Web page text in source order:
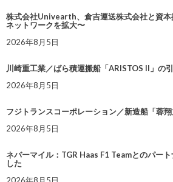
株式会社Univearth、倉吉運送株式会社と資
ネットワークを拡大〜
2026年8月5日
川崎重工業／ばら積運搬船「ARISTOS II」の
2026年8月5日
フジトランスコーポレーション／新造船「蓉
2026年8月5日
ネバーマイル：TGR Haas F1 Teamとのパー
した